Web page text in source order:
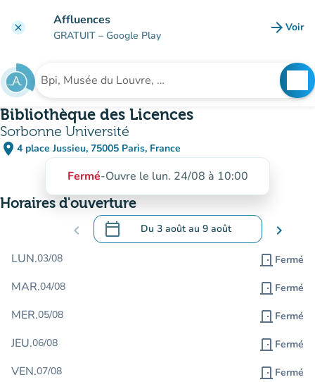
clear Affluences
GRATUIT – Google Play arrow_forward Voir
Rechercher un établissement
Bibliothèque des Licences
Sorbonne Université
place 4 place Jussieu, 75005 Paris, France
(ouvrir dans Google Maps)
(nouvel onglet)
Fermé-Ouvre le lun. 24/08 à 10:00
Horaires d'ouverture
chevron_left calendar_today Du 3 aoûtau 9 août
.Ouvrir le calendrier pour changer de
chevron_right
LUN.03/08 door_front Fermé
MAR.04/08 door_front Fermé
MER.05/08 door_front Fermé
JEU.06/08 door_front Fermé
VEN.07/08 door_front Fermé